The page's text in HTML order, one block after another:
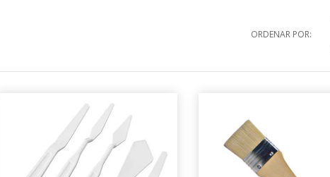
ORDENAR POR: